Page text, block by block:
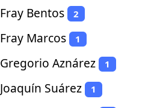
Fray Bentos 2
Fray Marcos 1
Gregorio Aznárez 1
Joaquín Suárez 1